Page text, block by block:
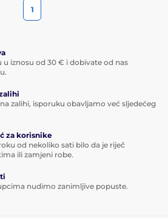
1
u iznosu od 30 € i dobivate od nas
zalihi, isporuku obavljamo već sljedećeg
za korisnike
od nekoliko sati bilo da je riječ
ili zamjeni robe.
nudimo zanimljive popuste.